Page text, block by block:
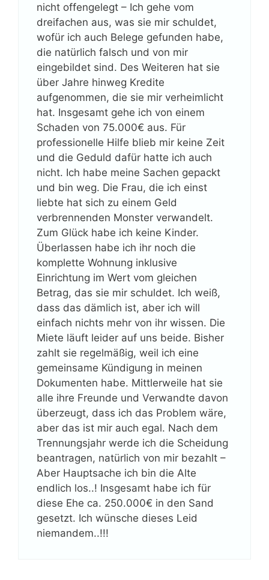
nicht offengelegt – Ich gehe vom
dreifachen aus, was sie mir schuldet,
wofür ich auch Belege gefunden habe,
die natürlich falsch und von mir
eingebildet sind. Des Weiteren hat sie
über Jahre hinweg Kredite
aufgenommen, die sie mir verheimlicht
hat. Insgesamt gehe ich von einem
Schaden von 75.000€ aus. Für
professionelle Hilfe blieb mir keine Zeit
und die Geduld dafür hatte ich auch
nicht. Ich habe meine Sachen gepackt
und bin weg. Die Frau, die ich einst
liebte hat sich zu einem Geld
verbrennenden Monster verwandelt.
Zum Glück habe ich keine Kinder.
Überlassen habe ich ihr noch die
komplette Wohnung inklusive
Einrichtung im Wert vom gleichen
Betrag, das sie mir schuldet. Ich weiß,
dass das dämlich ist, aber ich will
einfach nichts mehr von ihr wissen. Die
Miete läuft leider auf uns beide. Bisher
zahlt sie regelmäßig, weil ich eine
gemeinsame Kündigung in meinen
Dokumenten habe. Mittlerweile hat sie
alle ihre Freunde und Verwandte davon
überzeugt, dass ich das Problem wäre,
aber das ist mir auch egal. Nach dem
Trennungsjahr werde ich die Scheidung
beantragen, natürlich von mir bezahlt –
Aber Hauptsache ich bin die Alte
endlich los..! Insgesamt habe ich für
diese Ehe ca. 250.000€ in den Sand
gesetzt. Ich wünsche dieses Leid
niemandem..!!!